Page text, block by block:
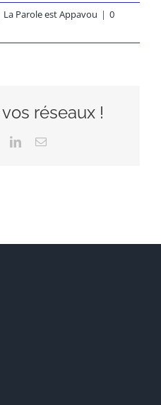
La Parole est Appavou | 0
réseaux !
LinkedInEmail